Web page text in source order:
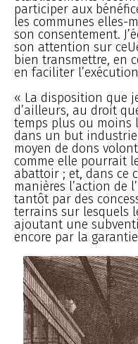
participer aux
les communes elles-
son consentement.
son attention sur
bien transmettre, en
en faciliter
« La disposition que
d’ailleurs, au droit
temps plus ou moins
dans un but
moyen de dons
comme elle pourrait
abattoir ; et, dans ce
manières l’action de
tantôt par des
terrains sur lesquels
ajoutant une
encore par la